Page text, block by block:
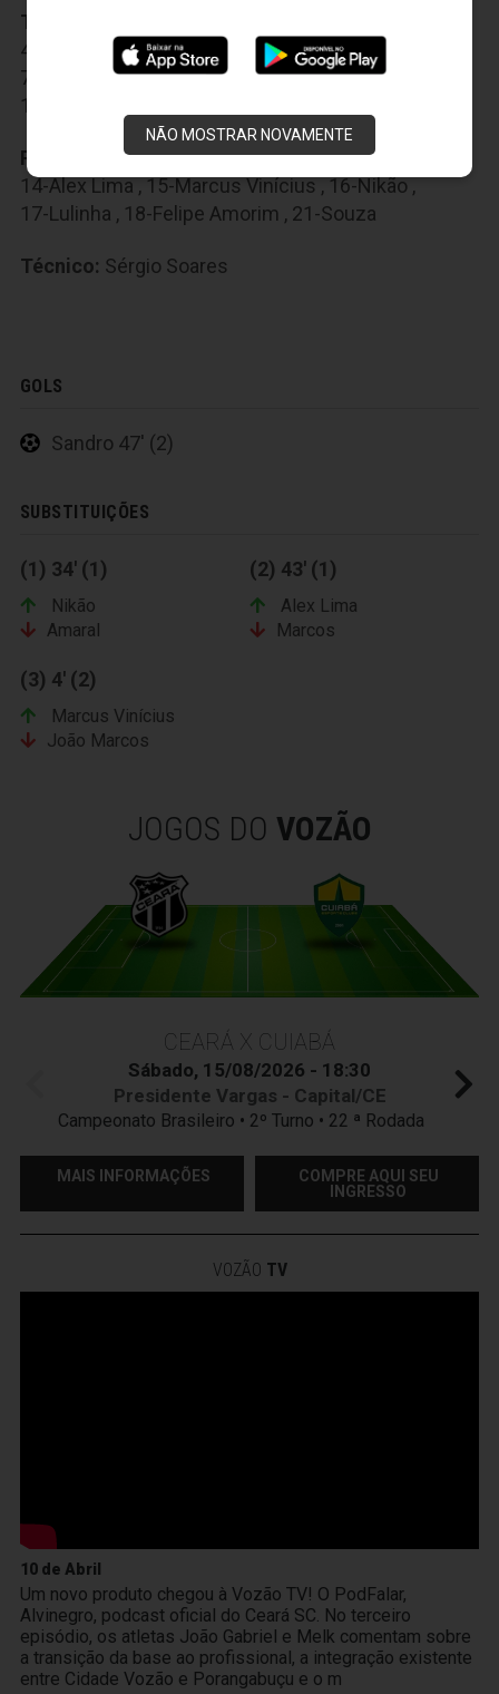
NÃO MOSTRAR NOVAMENTE
Titulares:
4-Wellington Carvalho
5-João Marcos,
7-Eduardo ,8-Amaral,9-Bill,10-Ricardinho
11-Magno Alves
Reservas: 12-Jailson,13-Hélder Santos,
14-Alex Lima , 15-Marcus Vinícius , 16-Nikão ,
17-Lulinha , 18-Felipe Amorim , 21-Souza
Técnico: Sérgio Soares
GOLS
Sandro 47' (2)
SUBSTITUIÇÕES
(1) 34' (1)
Nikão
Amaral
(2) 43' (1)
Alex Lima
Marcos
(3) 4' (2)
Marcus Vinícius
João Marcos
JOGOS DO VOZÃO
CEARÁ X CUIABÁ
Sábado, 15/08/2026 - 18:30
Presidente Vargas - Capital/CE
Campeonato Brasileiro • 2º Turno • 22 ª Rodada
MAIS INFORMAÇÕES
COMPRE AQUI SEU
INGRESSO
VOZÃO TV
10 de Abril
Um novo produto chegou à Vozão TV! O PodFalar,
Alvinegro, podcast oficial do Ceará SC. No terceiro
episódio, os atletas João Gabriel e Melk comentam sobre
a transição da base ao profissional, a integração existente
entre Cidade Vozão e Porangabuçu e o m